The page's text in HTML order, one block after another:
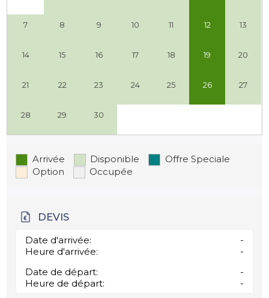
7 8 9 10 11 12 13
14 15 16 17 18 19 20
21 22 23 24 25 26 27
28 29 30
Arrivée Disponible
Offre Speciale
Option
Occupée
DEVIS
Date d'arrivée:
-
Heure d'arrivée:
-
Date de départ:
-
Heure de départ:
-